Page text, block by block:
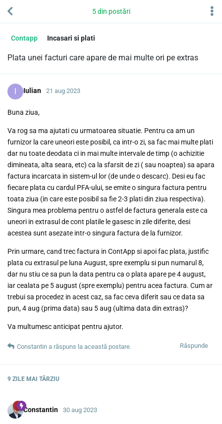
Contapp Incasari si plati
Plata unei facturi care apare de mai multe ori pe extras
5din postări
I Iulian 21 aug 2023
Buna ziua,
Va rog sa ma ajutati cu urmatoarea situatie. Pentru ca am un
furnizor la care uneori este posibil, ca intr-o zi, sa fac mai multe plati
dar nu toate deodata ci in mai multe intervale de timp (o achizitie
dimineata, alta seara, etc) ca la sfarsit de zi ( sau noaptea) sa apara
factura incarcata in sistem-ul lor (de unde o descarc). Desi eu fac
fiecare plata cu cardul PFA-ului, se emite o singura factura pentru
toata ziua (in care este posibil sa fie 2-3 plati din ziua respectiva).
Singura mea problema pentru o astfel de factura generala este ca
uneori in extrasul de cont platile le gasesc in zile diferite, desi
acestea sunt asezate intr-o singura factura de la furnizor.
Prin urmare, cand trec factura in ContApp si apoi fac plata, justific
plata cu extrasul pe luna August, spre exemplu si pun numarul 8,
dar nu stiu ce sa pun la data pentru ca o plata apare pe 4 august,
iar cealata pe 5 august (spre exemplu) pentru acea factura. Cum ar
trebui sa procedez in acest caz, sa fac ceva diferit sau ce data sa
pun, 4 aug (prima data) sau 5 aug (ultima data din extras)?
Va multumesc anticipat pentru ajutor.
Răspunde
Constantin a răspuns la această postare.
9 ZILE MAI TÂRZIU
Constantin 30 aug 2023